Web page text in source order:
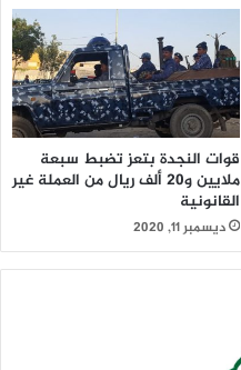
قوات النجدة بتعز تضبط سبعة
ملايين و20 ألف ريال من العملة غير
القانونية ‏
ديسمبر 11, 2020